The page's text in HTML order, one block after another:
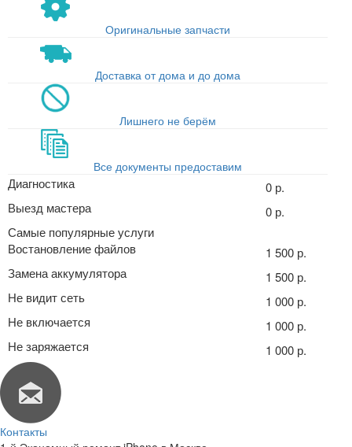
Оригинальные запчасти
Доставка от дома и до дома
Лишнего не берём
Все документы предоставим
Диагностика
0 р.
Выезд мастера
0 р.
Самые популярные услуги
Востановление файлов
1 500 р.
Замена аккумулятора
1 500 р.
Не видит сеть
1 000 р.
Не включается
1 000 р.
Не заряжается
1 000 р.
Контакты